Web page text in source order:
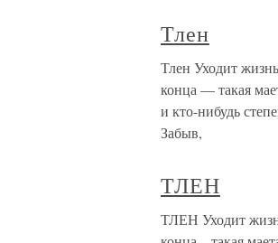
Тлен
Тлен Уходит
конца — такая
и кто-нибудь
Забыв,
ТЛЕН
ТЛЕН Уходит